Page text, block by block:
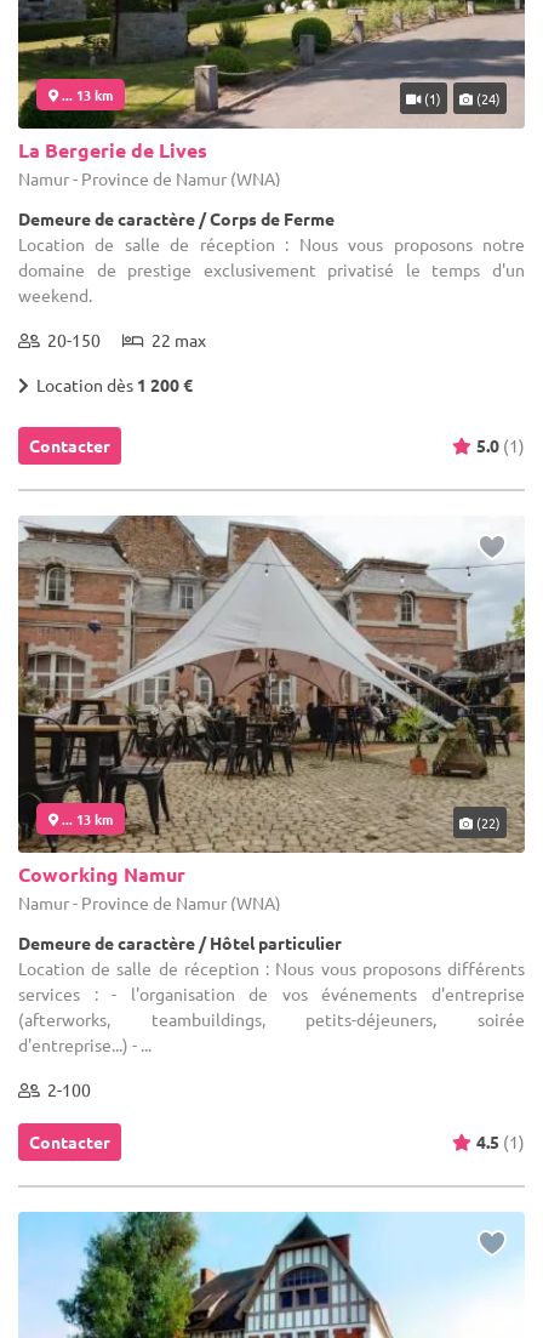
... 13 km (1) (24)
La Bergerie de Lives
Namur - Province de Namur (WNA)
Demeure de caractère / Corps de Ferme
Location de salle de réception : Nous vous proposons notre
domaine de prestige exclusivement privatisé le temps d'un
weekend.
20-150 22 max
Location dès 1 200 €
Contacter 5.0 (1)
... 13 km (22)
Coworking Namur
Namur - Province de Namur (WNA)
Demeure de caractère / Hôtel particulier
Location de salle de réception : Nous vous proposons différents
services : - l'organisation de vos événements d'entreprise
(afterworks, teambuildings, petits-déjeuners, soirée
d'entreprise...) - ...
2-100
Contacter 4.5 (1)